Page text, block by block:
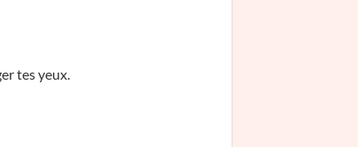
tes yeux.